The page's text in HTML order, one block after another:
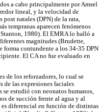
a cabo principalmente por Amsel
lineal, y la velocidad de
natales (DPN) de la rata,
tempranas aparecen fenómenos
1980). El EMRA lo halló a
magnitudes (Brudette,
forma contundente a los 34-35 DPN
El CA no fue evaluado en
de los reforzadores, lo cual se
de las expresiones faciales
estudió con neonatos humanos,
de succión frente al agua y al
diferencial en función de distintas